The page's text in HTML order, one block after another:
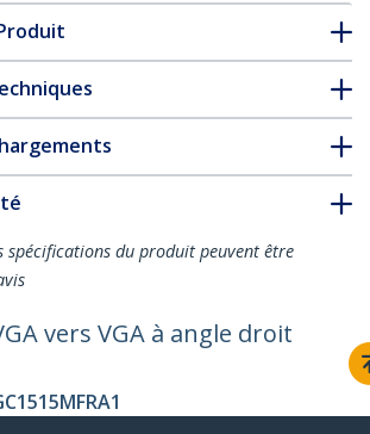
spécifications du produit peuvent être
vers VGA à angle droit